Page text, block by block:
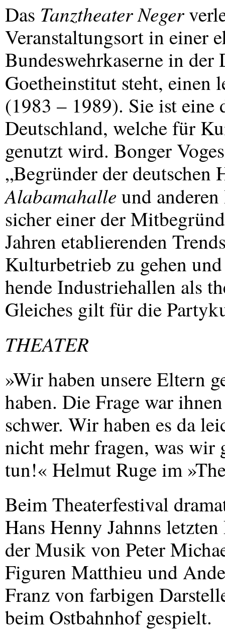
Das Tanztheater Neger
Veranstaltungsort in einer
Bundeswehrkaserne in der
Goetheinstitut steht, einen
(1983 – 1989). Sie ist eine
Deutschland, welche für
genutzt wird. Bonger
„Begründer der deutschen
Alabamahalle und
sicher einer der
Jahren etablierenden
Kulturbetrieb zu gehen
hende Industriehallen als
Gleiches gilt für die
THEATER
»Wir haben unsere Eltern
haben. Die Frage war
schwer. Wir haben es da
nicht mehr fragen, was wir
tun!« Helmut Ruge im
Beim Theaterfestival
Hans Henny Jahnns
der Musik von Peter
Figuren Matthieu und
Franz von farbigen
beim Ostbahnhof gespielt.